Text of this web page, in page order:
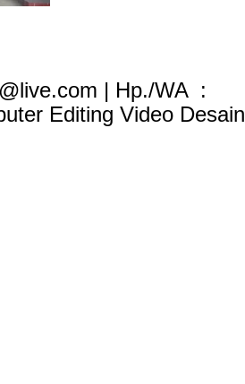
| Hp./WA :
Editing Video Desain